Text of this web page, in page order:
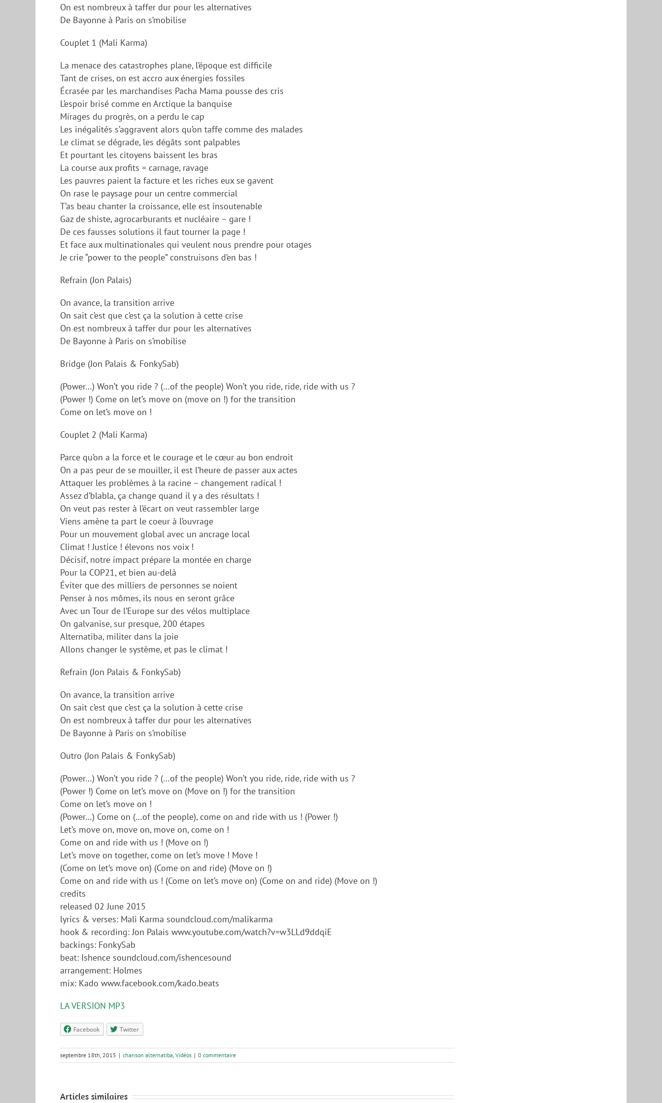
On est nombreux à taffer dur pour les alternatives
De Bayonne à Paris on s’mobilise
Couplet 1 (Mali Karma)
La menace des catastrophes plane, l’époque est difficile
Tant de crises, on est accro aux énergies fossiles
Écrasée par les marchandises Pacha Mama pousse des cris
L’espoir brisé comme en Arctique la banquise
Mirages du progrès, on a perdu le cap
Les inégalités s’aggravent alors qu’on taffe comme des malades
Le climat se dégrade, les dégâts sont palpables
Et pourtant les citoyens baissent les bras
La course aux profits = carnage, ravage
Les pauvres paient la facture et les riches eux se gavent
On rase le paysage pour un centre commercial
T’as beau chanter la croissance, elle est insoutenable
Gaz de shiste, agrocarburants et nucléaire – gare !
De ces fausses solutions il faut tourner la page !
Et face aux multinationales qui veulent nous prendre pour otages
Je crie “power to the people” construisons d’en bas !
Refrain (Jon Palais)
On avance, la transition arrive
On sait c’est que c’est ça la solution à cette crise
On est nombreux à taffer dur pour les alternatives
De Bayonne à Paris on s’mobilise
Bridge (Jon Palais & FonkySab)
(Power…) Won’t you ride ? (…of the people) Won’t you ride, ride, ride with us ?
(Power !) Come on let’s move on (move on !) for the transition
Come on let’s move on !
Couplet 2 (Mali Karma)
Parce qu’on a la force et le courage et le cœur au bon endroit
On a pas peur de se mouiller, il est l’heure de passer aux actes
Attaquer les problèmes à la racine – changement radical !
Assez d’blabla, ça change quand il y a des résultats !
On veut pas rester à l’écart on veut rassembler large
Viens amène ta part le coeur à l’ouvrage
Pour un mouvement global avec un ancrage local
Climat ! Justice ! élevons nos voix !
Décisif, notre impact prépare la montée en charge
Pour la COP21, et bien au-delà
Éviter que des milliers de personnes se noient
Penser à nos mômes, ils nous en seront grâce
Avec un Tour de l’Europe sur des vélos multiplace
On galvanise, sur presque, 200 étapes
Alternatiba, militer dans la joie
Allons changer le système, et pas le climat !
Refrain (Jon Palais & FonkySab)
On avance, la transition arrive
On sait c’est que c’est ça la solution à cette crise
On est nombreux à taffer dur pour les alternatives
De Bayonne à Paris on s’mobilise
Outro (Jon Palais & FonkySab)
(Power…) Won’t you ride ? (…of the people) Won’t you ride, ride, ride with us ?
(Power !) Come on let’s move on (Move on !) for the transition
Come on let’s move on !
(Power…) Come on (…of the people), come on and ride with us ! (Power !)
Let’s move on, move on, move on, come on !
Come on and ride with us ! (Move on !)
Let’s move on together, come on let’s move ! Move !
(Come on let’s move on) (Come on and ride) (Move on !)
Come on and ride with us ! (Come on let’s move on) (Come on and ride) (Move on !)
credits
released 02 June 2015
lyrics & verses: Mali Karma soundcloud.com/malikarma
hook & recording: Jon Palais www.youtube.com/watch?v=w3LLd9ddqiE
backings: FonkySab
beat: Ishence soundcloud.com/ishencesound
arrangement: Holmes
mix: Kado www.facebook.com/kado.beats
LA VERSION MP3
Facebook Twitter
septembre 18th, 2015 | chanson alternatiba, Vidéos | 0 commentaire
Articles similaires